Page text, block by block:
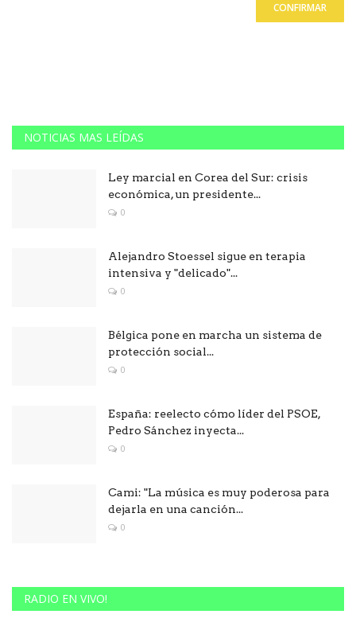
CONFIRMAR
NOTICIAS MAS LEÍDAS
Ley marcial en Corea del Sur: crisis
económica, un presidente...
0
Alejandro Stoessel sigue en terapia
intensiva y "delicado"...
0
Bélgica pone en marcha un sistema de
protección social...
0
España: reelecto cómo líder del PSOE,
Pedro Sánchez inyecta...
0
Cami: "La música es muy poderosa para
dejarla en una canción...
0
RADIO EN VIVO!